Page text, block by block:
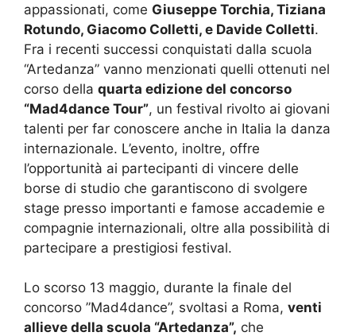
appassionati, come Giuseppe Torchia, Tiziana
Rotundo, Giacomo Colletti, e Davide Colletti.
Fra i recenti successi conquistati dalla scuola
“Artedanza” vanno menzionati quelli ottenuti nel
corso della quarta edizione del concorso
“Mad4dance Tour”, un festival rivolto ai giovani
talenti per far conoscere anche in Italia la danza
internazionale. L’evento, inoltre, offre
l’opportunità ai partecipanti di vincere delle
borse di studio che garantiscono di svolgere
stage presso importanti e famose accademie e
compagnie internazionali, oltre alla possibilità di
partecipare a prestigiosi festival.
Lo scorso 13 maggio, durante la finale del
concorso ”Mad4dance”, svoltasi a Roma, venti
allieve della scuola “Artedanza”, che